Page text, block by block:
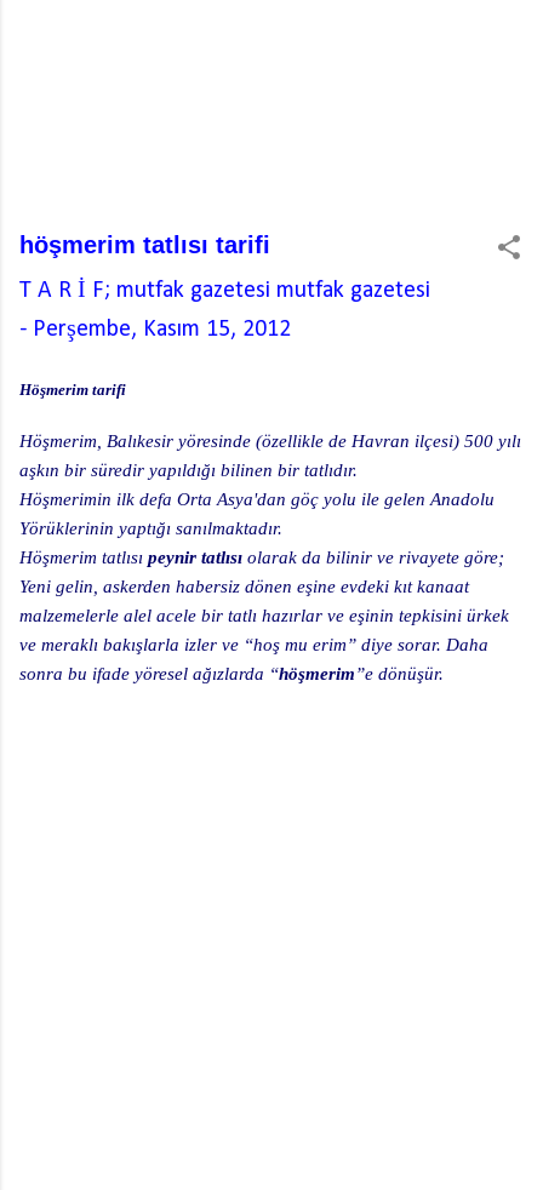
höşmerim tatlısı tarifi
T A R İ F; mutfak gazetesi mutfak gazetesi
- Perşembe, Kasım 15, 2012
Höşmerim tarifi
Höşmerim, Balıkesir yöresinde (özellikle de Havran ilçesi) 500 yılı
aşkın bir süredir yapıldığı bilinen bir tatlıdır.
Höşmerimin ilk defa Orta Asya'dan göç yolu ile gelen Anadolu
Yörüklerinin yaptığı sanılmaktadır.
Höşmerim tatlısı peynir tatlısı olarak da bilinir ve rivayete göre;
Yeni gelin, askerden habersiz dönen eşine evdeki kıt kanaat
malzemelerle alel acele bir tatlı hazırlar ve eşinin tepkisini ürkek
ve meraklı bakışlarla izler ve “hoş mu erim” diye sorar. Daha
sonra bu ifade yöresel ağızlarda “höşmerim”e dönüşür.